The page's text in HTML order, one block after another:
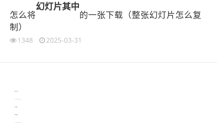
怎么将
幻灯片其中
的一张下载（整张幻灯片怎么复
制）
1348 2025-03-31